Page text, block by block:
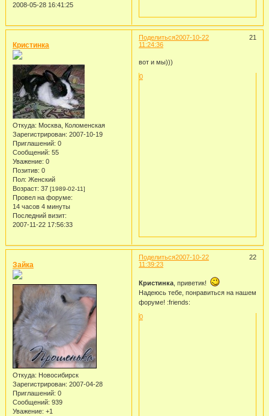
2008-05-28 16:41:25
Поделиться 21
2007-10-22
11:24:36
Кристинка
Откуда: Москва, Коломенская
Зарегистрирован: 2007-10-19
Приглашений: 0
Сообщений: 55
Уважение: 0
Позитив: 0
Пол: Женский
Возраст: 37 [1989-02-11]
Провел на форуме:
14 часов 4 минуты
Последний визит:
2007-11-22 17:56:33
вот и мы)))
0
Поделиться 22
2007-10-22
11:39:23
Зайка
Откуда: Новосибирск
Зарегистрирован: 2007-04-28
Приглашений: 0
Сообщений: 939
Уважение: +1
Кристинка, приветик!
Надеюсь тебе, понравиться на нашем
форуме! :friends:
0